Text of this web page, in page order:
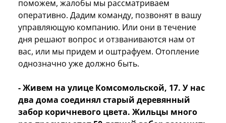
поможем, жалобы мы рассматриваем
оперативно. Дадим команду, позвонят в вашу
управляющую компанию. Или они в течение
дня решают вопрос и отзваниваются нам от
вас, или мы придем и оштрафуем. Отопление
однозначно уже должно быть.
- Живем на улице Комсомольской, 17. У нас
два дома соединял старый деревянный
забор коричневого цвета. Жильцы много